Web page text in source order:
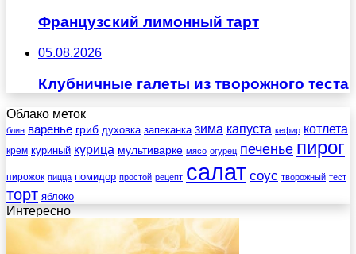
Французский лимонный тарт
05.08.2026
Клубничные галеты из творожного теста
Облако меток
блин варенье гриб духовка запеканка зима капуста кефир котлета
крем куриный курица мультиварке мясо огурец печенье пирог
пирожок пицца помидор простой рецепт салат соус творожный тест
торт яблоко
Интересно